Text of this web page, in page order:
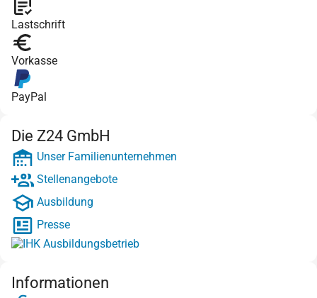
Lastschrift
Vorkasse
PayPal
Die Z24 GmbH
Unser Familienunternehmen
Stellenangebote
Ausbildung
Presse
Informationen